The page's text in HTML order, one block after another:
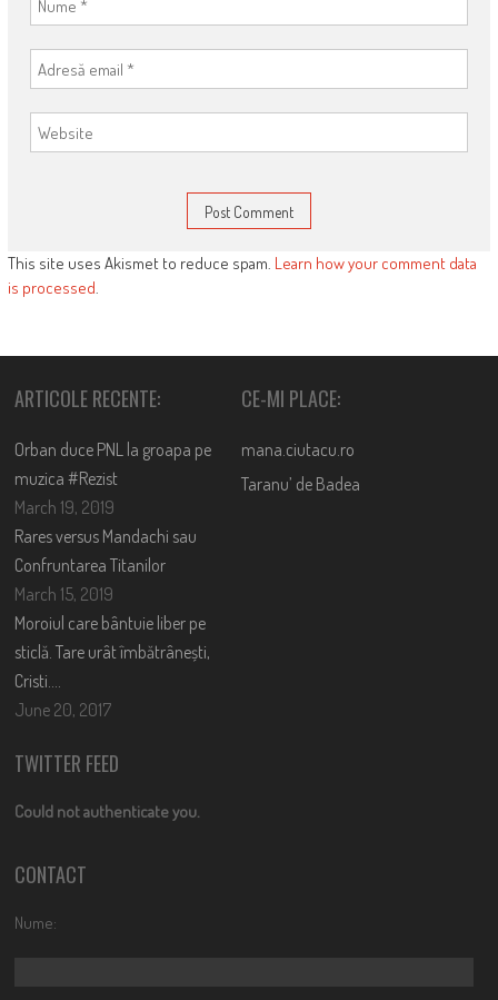
This site uses Akismet to reduce spam. Learn how your comment data
is processed.
ARTICOLE RECENTE:
Orban duce PNL la groapa pe
muzica #Rezist
March 19, 2019
Rares versus Mandachi sau
Confruntarea Titanilor
March 15, 2019
Moroiul care bântuie liber pe
sticlă. Tare urât îmbătrânești,
Cristi….
June 20, 2017
CE-MI PLACE:
mana.ciutacu.ro
Taranu’ de Badea
TWITTER FEED
Could not authenticate you.
CONTACT
Nume: